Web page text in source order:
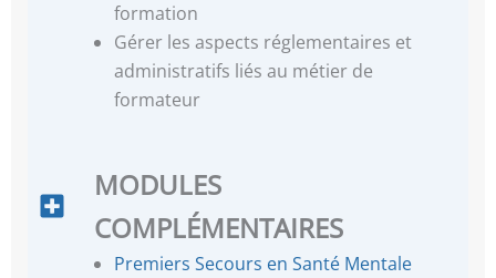
formation
Gérer les aspects réglementaires et
administratifs liés au métier de
formateur
MODULES
COMPLÉMENTAIRES
Premiers Secours en Santé Mentale